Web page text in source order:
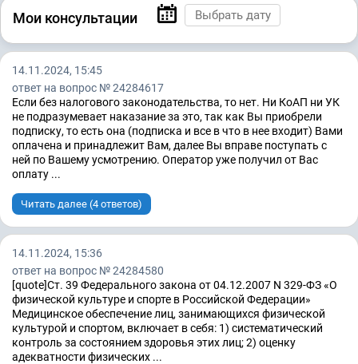
Мои консультации
14.11.2024, 15:45
ответ на вопрос № 24284617
Если без налогового законодательства, то нет. Ни КоАП ни УК
не подразумевает наказание за это, так как Вы приобрели
подписку, то есть она (подписка и все в что в нее входит) Вами
оплачена и принадлежит Вам, далее Вы вправе поступать с
ней по Вашему усмотрению. Оператор уже получил от Вас
оплату ...
Читать далее (4 ответов)
14.11.2024, 15:36
ответ на вопрос № 24284580
[quote]Ст. 39 Федерального закона от 04.12.2007 N 329-ФЗ «О
физической культуре и спорте в Российской Федерации»
Медицинское обеспечение лиц, занимающихся физической
культурой и спортом, включает в себя: 1) систематический
контроль за состоянием здоровья этих лиц; 2) оценку
адекватности физических ...